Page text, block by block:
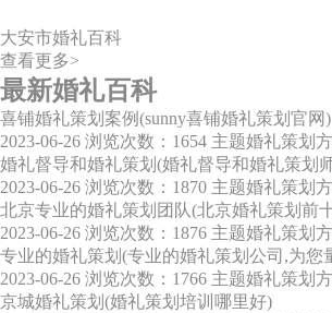
大安市婚礼百科
查看更多>
最新婚礼百科
喜铺婚礼策划案例(sunny喜铺婚礼策划官网)
2023-06-26 浏览次数：1654 主题婚礼策划
婚礼督导和婚礼策划(婚礼督导和婚礼策划
2023-06-26 浏览次数：1870 主题婚礼策划
北京专业的婚礼策划团队(北京婚礼策划前
2023-06-26 浏览次数：1876 主题婚礼策划
专业的婚礼策划(专业的婚礼策划公司,为您
2023-06-26 浏览次数：1766 主题婚礼策划
京城婚礼策划(婚礼策划培训哪里好)